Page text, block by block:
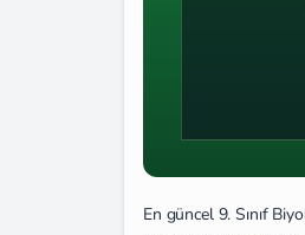
En güncel 9. Sınıf